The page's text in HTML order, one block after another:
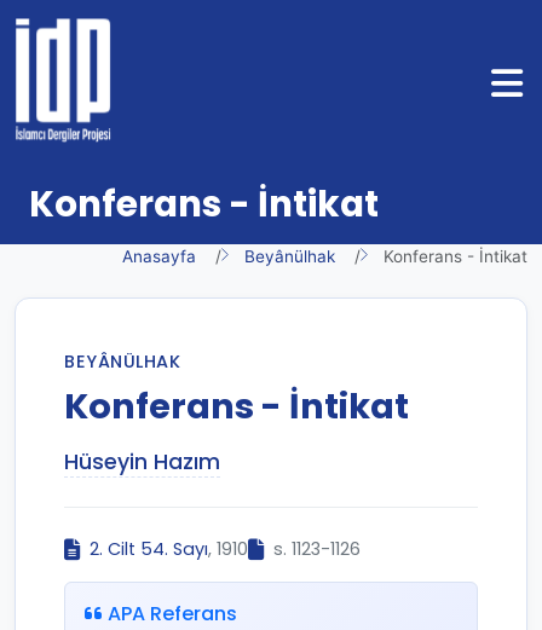
Konferans - İntikat
Anasayfa Beyânülhak Konferans - İntikat
BEYÂNÜLHAK
Konferans - İntikat
Hüseyin Hazım
2. Cilt 54. Sayı, 1910 s. 1123-1126
APA Referans